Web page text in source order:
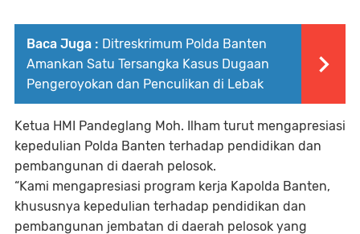
Baca Juga : Ditreskrimum Polda Banten
Amankan Satu Tersangka Kasus Dugaan
Pengeroyokan dan Penculikan di Lebak
Ketua HMI Pandeglang Moh. Ilham turut mengapresiasi
kepedulian Polda Banten terhadap pendidikan dan
pembangunan di daerah pelosok.
“Kami mengapresiasi program kerja Kapolda Banten,
khususnya kepedulian terhadap pendidikan dan
pembangunan jembatan di daerah pelosok yang